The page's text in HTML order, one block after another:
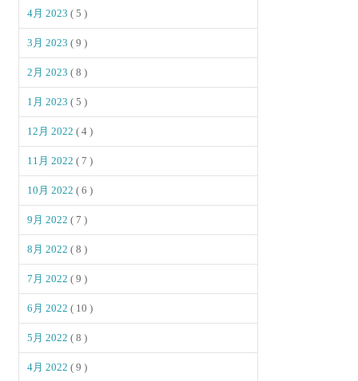
4月 2023( 5 )
3月 2023( 9 )
2月 2023( 8 )
1月 2023( 5 )
12月 2022( 4 )
11月 2022( 7 )
10月 2022( 6 )
9月 2022( 7 )
8月 2022( 8 )
7月 2022( 9 )
6月 2022( 10 )
5月 2022( 8 )
4月 2022( 9 )